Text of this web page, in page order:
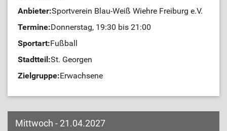
Anbieter:Sportverein Blau-Weiß Wiehre Freiburg e.V.
Termine:Donnerstag, 19:30 bis 21:00
Sportart:Fußball
Stadtteil:St. Georgen
Zielgruppe:Erwachsene
Mittwoch - 21.04.2027